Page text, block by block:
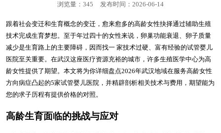
浏览量：345 发布时间：2026-06-14
跟着社会变迁和生育概念的变迁，愈来愈多的高龄女性抉择通过辅助生殖
技术完成生育梦想。至于年过四十的女性来说，卵巢功能衰退、卵子质量
减少是生育路上的主要障碍，因而找一 家技术过硬、富有经验的试管婴儿
医院至关重要。在武汉这座医疗资源充裕的城市，许多生殖医学中心为高
龄女性提供了期望。本文将为你详细盘点2026年武汉地域在服务高龄女性
方向病症凸起的5家试管婴儿医院，并精辟剖析相关技术与费用，期望能为
您的求子历程有提供价格的对照。
高龄生育面临的挑战与应对